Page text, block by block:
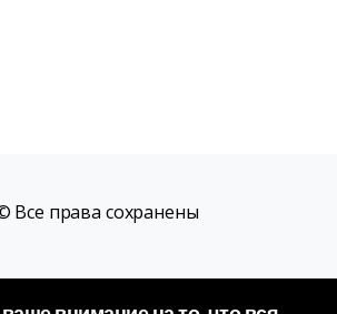
Все права сохранены